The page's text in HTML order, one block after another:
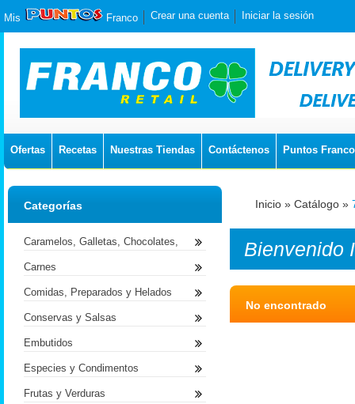
Mis Franco Crear una cuenta Iniciar la sesión
Ofertas Recetas Nuestras Tiendas Contáctenos Puntos Franco
Inicio » Catálogo »
Bienvenido
No encontrado
Categorías
Caramelos, Galletas, Chocolates,
Carnes
Comidas, Preparados y Helados
Conservas y Salsas
Embutidos
Especies y Condimentos
Frutas y Verduras